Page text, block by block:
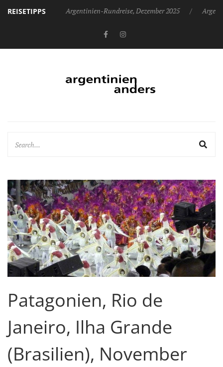
REISETIPPS Argentinien-Rundreise, Dezember 2025
Patagonien, Rio de
Janeiro, Ilha Grande
(Brasilien), November